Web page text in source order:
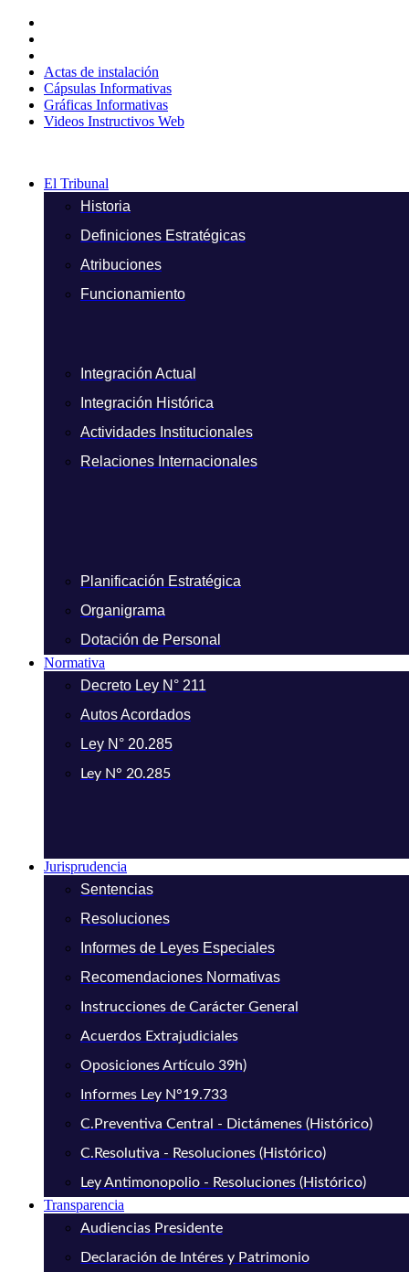
contenido
Actas de instalación
Cápsulas Informativas
Gráficas Informativas
Videos Instructivos Web
El Tribunal
Historia
Definiciones Estratégicas
Atribuciones
Funcionamiento
Integración Actual
Integración Histórica
Actividades Institucionales
Relaciones Internacionales
Planificación Estratégica
Organigrama
Dotación de Personal
Normativa
Decreto Ley N° 211
Autos Acordados
Ley N° 20.285
Ley N° 20.285
Jurisprudencia
Sentencias
Resoluciones
Informes de Leyes Especiales
Recomendaciones Normativas
Instrucciones de Carácter General
Acuerdos Extrajudiciales
Oposiciones Artículo 39h)
Informes Ley N°19.733
C.Preventiva Central - Dictámenes (Histórico)
C.Resolutiva - Resoluciones (Histórico)
Ley Antimonopolio - Resoluciones (Histórico)
Transparencia
Audiencias Presidente
Declaración de Intéres y Patrimonio